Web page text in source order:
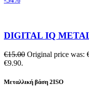
DIGITAL IQ
€15.00 Original price was:
€9.90.
Μεταλλική βάση 2ISO